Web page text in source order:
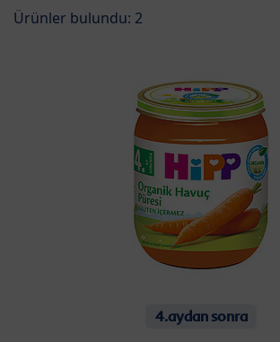
Ürünler bulundu: 2
4.aydan sonra